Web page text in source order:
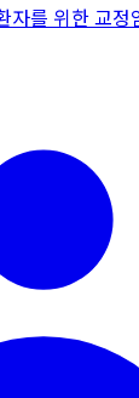
자를 위한 교정